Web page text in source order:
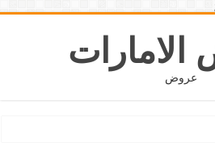
عروض